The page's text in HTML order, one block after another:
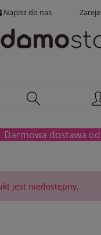
Napisz do nas
Darmowa dostawa
jest niedostępny.